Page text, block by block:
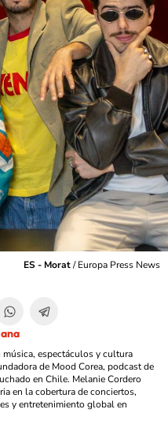
ES - Morat/Europa Press News
música, espectáculos y cultura
de Mood Corea, podcast de
en Chile. Melanie Cordero
en la cobertura de conciertos,
y entretenimiento global en